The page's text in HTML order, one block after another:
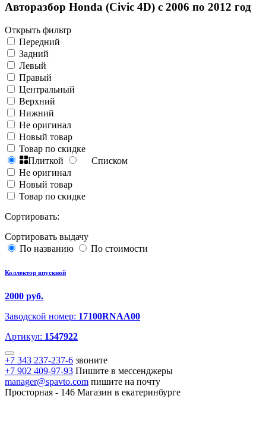
Авторазбор Honda (Civic 4D) с 2006 по 2012 год
Открыть фильтр
Передний
Задний
Левый
Правый
Центральный
Верхний
Нижний
Не оригинал
Новый товар
Товар по скидке
Плиткой
Списком
Не оригинал
Новый товар
Товар по скидке
Сортировать:
Сортировать выдачу
По названию
По стоимости
Коллектор впускной
2000 руб.
Заводской номер: 17100RNAA00
Артикул: 1547922
+7 343 237-237-6 звоните
+7 902 409-97-93 Пишите в мессенджеры
manager@spavto.com пишите на почту
Просторная - 146 Магазин в екатеринбурге